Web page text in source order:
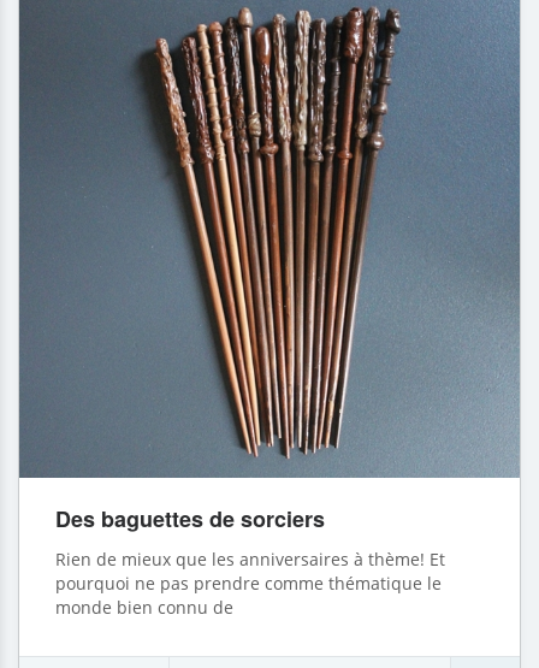
Des baguettes de sorciers
Rien de mieux que les anniversaires à thème! Et
pourquoi ne pas prendre comme thématique le
monde bien connu de